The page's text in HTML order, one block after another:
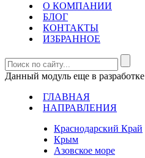
О КОМПАНИИ
БЛОГ
КОНТАКТЫ
ИЗБРАННОЕ
Данный модуль еще в разработке
ГЛАВНАЯ
НАПРАВЛЕНИЯ
Краснодарский Край
Крым
Азовское море